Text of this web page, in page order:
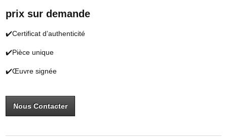
prix sur demande
✔️Certificat d’authenticité
✔️Pièce unique
✔️Œuvre signée
Nous Contacter